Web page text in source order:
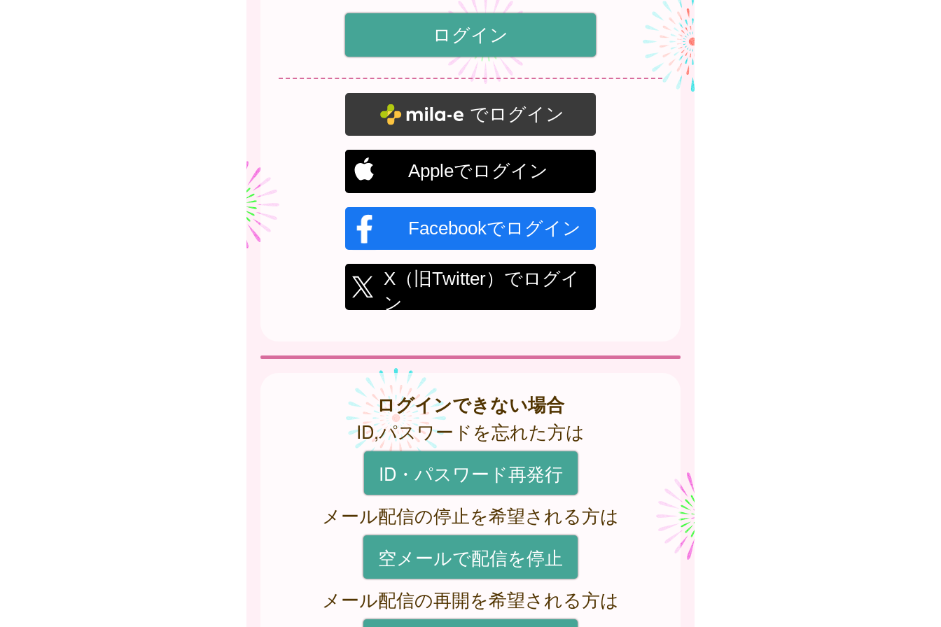
でログイン
Appleでログイン
Facebookでログイン
X（旧Twitter）でログイ
ン
ログインできない場合
ID,パスワードを忘れた方は
ID・パスワード再発行
メール配信の停止を希望される方は
空メールで配信を停止
メール配信の再開を希望される方は